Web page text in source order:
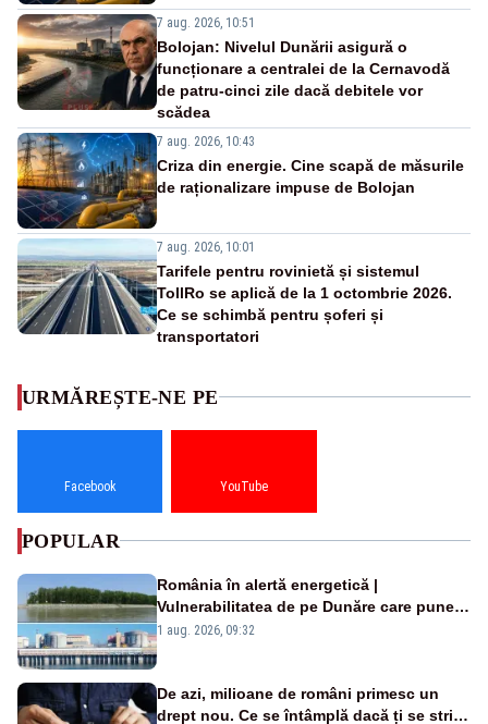
7 aug. 2026, 10:51
Bolojan: Nivelul Dunării asigură o
funcționare a centralei de la Cernavodă
de patru-cinci zile dacă debitele vor
scădea
7 aug. 2026, 10:43
Criza din energie. Cine scapă de măsurile
de raționalizare impuse de Bolojan
7 aug. 2026, 10:01
Tarifele pentru rovinietă și sistemul
TollRo se aplică de la 1 octombrie 2026.
Ce se schimbă pentru șoferi și
transportatori
URMĂREȘTE-NE PE
Facebook YouTube
POPULAR
România în alertă energetică |
Vulnerabilitatea de pe Dunăre care pune
în pericol Centrala Cernavodă era
1 aug. 2026, 09:32
De azi, milioane de români primesc un
drept nou. Ce se întâmplă dacă ți se strică